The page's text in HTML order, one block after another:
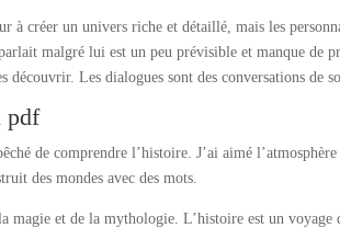
à créer un univers riche et détaillé, mais les
malgré lui est un peu prévisible et manque de
Les dialogues sont des conversations de
pdf
de comprendre l’histoire. J’ai aimé
des mondes avec des mots.
magie et de la mythologie. L’histoire est un voyage